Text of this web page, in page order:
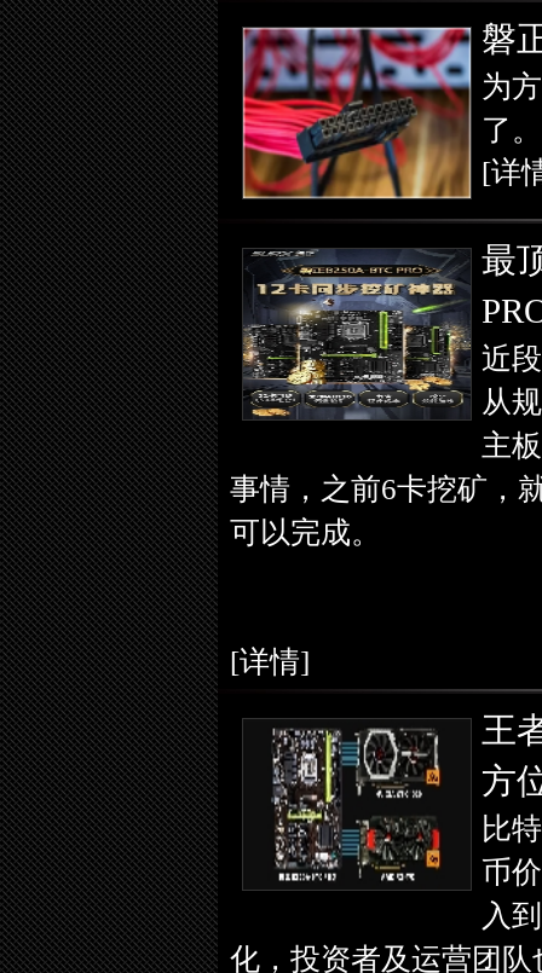
磐
为
了。
[详
最
近
从
主
事情，之前6卡挖矿，
可以完成。
[详情]
王
方
比
币
入
化，投资者及运营团